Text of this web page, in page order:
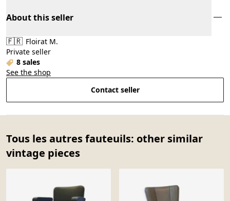
About this seller
🇫🇷 Floirat M.
Private seller
8 sales
See the shop
Contact seller
Tous les autres fauteuils: other similar
vintage pieces